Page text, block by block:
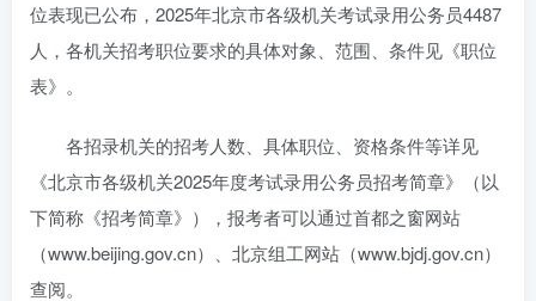
位表现已公布，2025年北京市各级机关考试录用公务员4487
人，各机关招考职位要求的具体对象、范围、条件见《职位
表》。
各招录机关的招考人数、具体职位、资格条件等详见
《北京市各级机关2025年度考试录用公务员招考简章》（以
下简称《招考简章》），报考者可以通过首都之窗网站
（www.beijing.gov.cn）、北京组工网站（www.bjdj.gov.cn）
查阅。